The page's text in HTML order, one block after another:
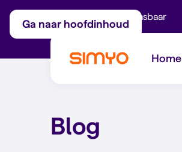
Ga naar hoofdinhoud
Maandelijks aanpasbaar
Home
Blog